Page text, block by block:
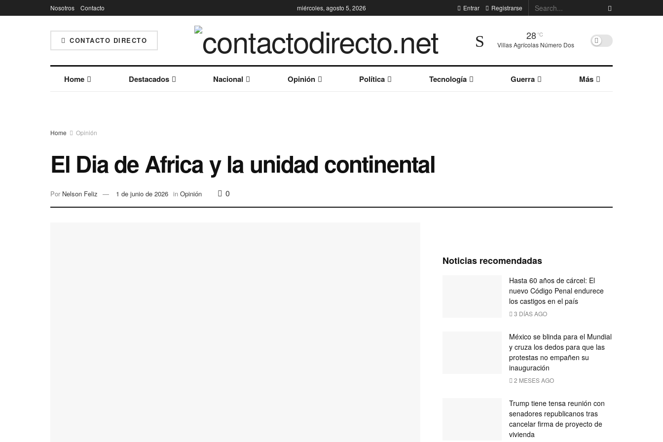
Nosotros Contacto miércoles, agosto 5, 2026 Entrar Registrarse
CONTACTO DIRECTO 28°C
Villas Agrícolas Número Dos
Home Destacados Nacional Opinión Política Tecnología Guerra Más
Home Opinión
El Dia de Africa y la unidad continental
Por Nelson Feliz 1 de junio de 2026 in Opinión 0
Noticias recomendadas
Hasta 60 años de cárcel: El
nuevo Código Penal endurece
los castigos en el país
3 DÍAS AGO
México se blinda para el Mundial
y cruza los dedos para que las
protestas no empañen su
inauguración
2 MESES AGO
Trump tiene tensa reunión con
senadores republicanos tras
cancelar firma de proyecto de
vivienda